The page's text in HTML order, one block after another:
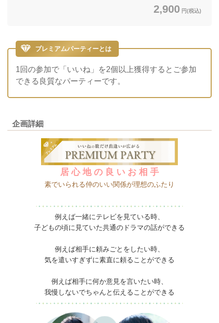
2,900 円(税込)
プレミアムパーティーとは
1回の参加で「いいね」を2個以上獲得するとご参加
できる良質なパーティーです。
企画詳細
居 心 地 の 良 い お 相 手
素でいられる仲のいい関係が理想のふたり
例えば一緒にテレビを見ている時、
子どもの頃に見ていた共通のドラマの話ができる
例えば相手に頼みごとをしたい時、
気を遣いすぎずに素直に頼ることができる
例えば相手に何か意見を言いたい時、
我慢しないでちゃんと伝えることができる